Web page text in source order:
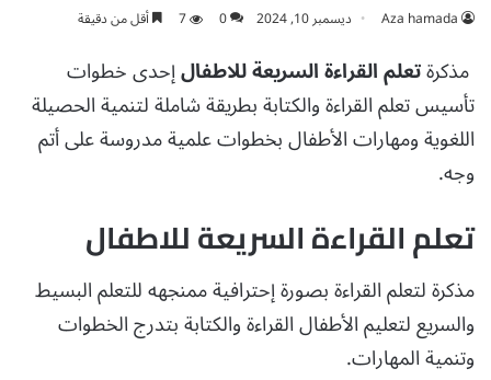
Aza hamada ديسمبر 10, 2024 0
7 أقل من دقيقة
مذكرةتعلم القراءة السريعة للاطفالإحدى خطوات
تأسيس تعلم القراءة والكتابة بطريقة شاملة لتنمية الحصيلة
اللغوية ومهارات الأطفال بخطوات علمية مدروسة على أتم
وجه.
تعلم القراءة السريعة للاطفال
مذكرة لتعلم القراءة بصورة إحترافية ممنجهه للتعلم البسيط
والسريع لتعليم الأطفال القراءة والكتابة بتدرج الخطوات
وتنمية المهارات.